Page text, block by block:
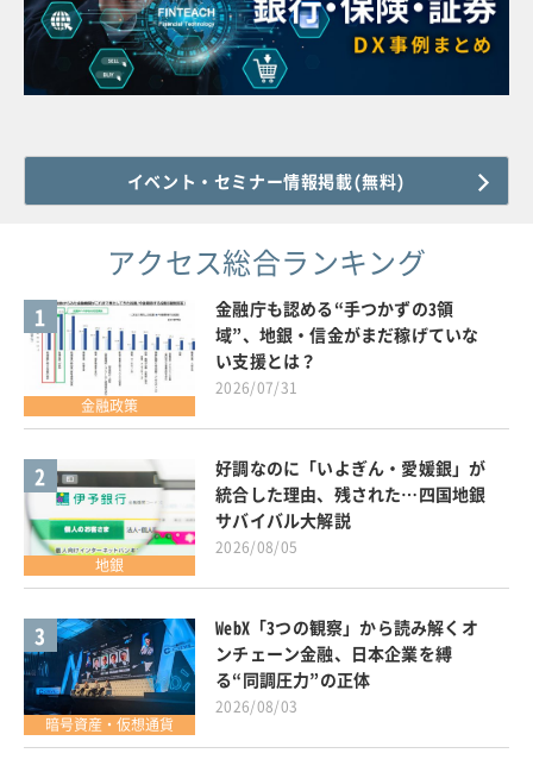
イベント・セミナー情報掲載(無料)
アクセス総合ランキング
1
金融政策
金融庁も認める“手つかずの3領
域”、地銀・信金がまだ稼げていな
い支援とは？
2026/07/31
2
地銀
好調なのに「いよぎん・愛媛銀」が
統合した理由、残された…四国地銀
サバイバル大解説
2026/08/05
3
暗号資産・仮想通貨
WebX「3つの観察」から読み解くオ
ンチェーン金融、日本企業を縛
る“同調圧力”の正体
2026/08/03